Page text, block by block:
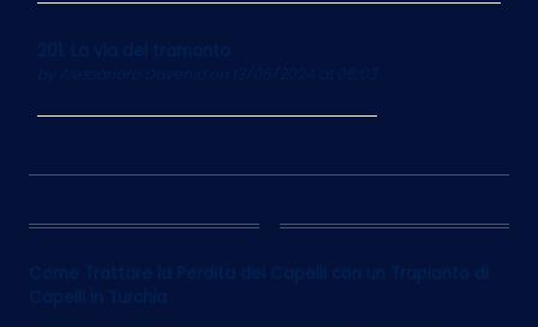
201. La via del tramonto
on 13/05/2024 at 06:03
12
Come Trattare la Perdita dei Capelli con un Trapianto di
Capelli in Turchia